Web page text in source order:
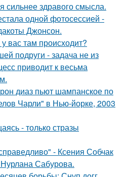
сильнее здравого смысла.
одной фотосессией -
Джонсон.
вас там происходит?
подруги - задача не из
приводит к весьма
диаз пьют шампанское по
Чарли" в Нью-йорке, 2003
- только стразы
- Ксения Собчак
Сабурова.